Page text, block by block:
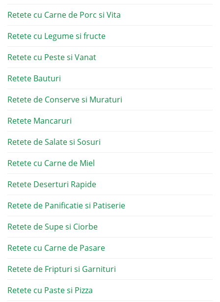
Retete cu Carne de Porc si Vita
Retete cu Legume si fructe
Retete cu Peste si Vanat
Retete Bauturi
Retete de Conserve si Muraturi
Retete Mancaruri
Retete de Salate si Sosuri
Retete cu Carne de Miel
Retete Deserturi Rapide
Retete de Panificatie si Patiserie
Retete de Supe si Ciorbe
Retete cu Carne de Pasare
Retete de Fripturi si Garnituri
Retete cu Paste si Pizza